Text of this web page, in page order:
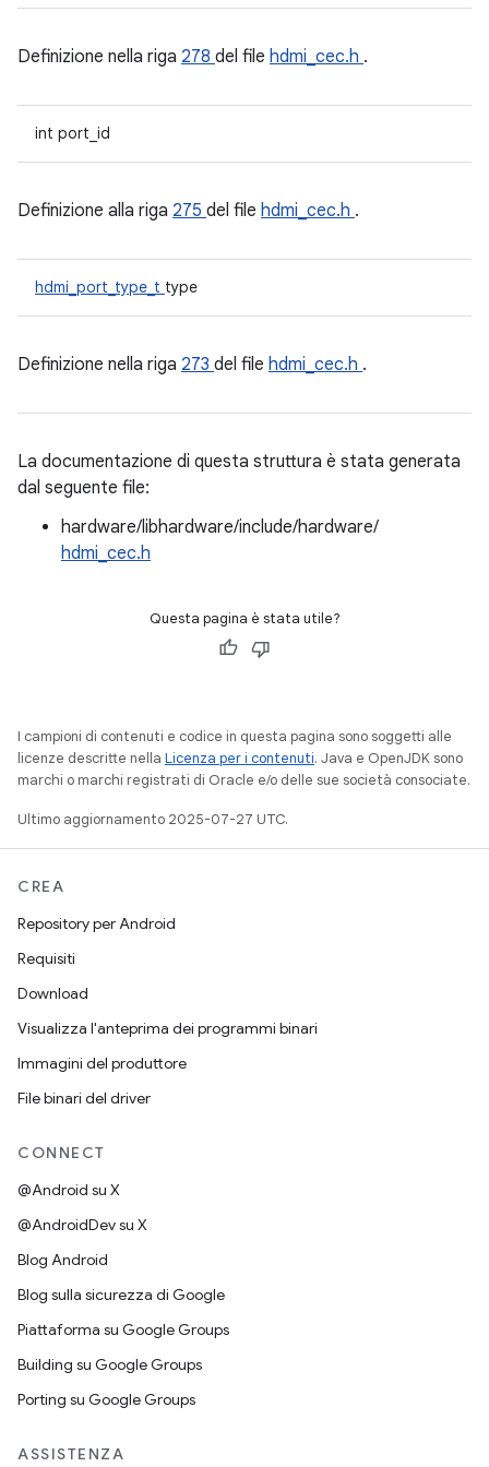
Definizione nella riga 278 del file hdmi_cec.h .
int port_id
Definizione alla riga 275 del file hdmi_cec.h .
hdmi_port_type_t type
Definizione nella riga 273 del file hdmi_cec.h .
La documentazione di questa struttura è stata generata
dal seguente file:
hardware/libhardware/include/hardware/
hdmi_cec.h
Questa pagina è stata utile?
I campioni di contenuti e codice in questa pagina sono soggetti alle
licenze descritte nella Licenza per i contenuti. Java e OpenJDK sono
marchi o marchi registrati di Oracle e/o delle sue società consociate.
Ultimo aggiornamento 2025-07-27 UTC.
CREA
Repository per Android
Requisiti
Download
Visualizza l'anteprima dei programmi binari
Immagini del produttore
File binari del driver
CONNECT
@Android su X
@AndroidDev su X
Blog Android
Blog sulla sicurezza di Google
Piattaforma su Google Groups
Building su Google Groups
Porting su Google Groups
ASSISTENZA